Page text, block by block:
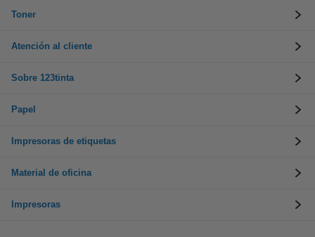
Toner
Atención al cliente
Sobre 123tinta
Papel
Impresoras de etiquetas
Material de oficina
Impresoras